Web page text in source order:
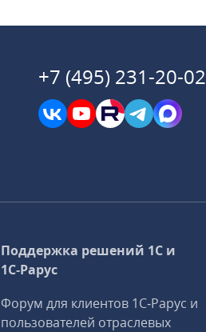
+7 (495) 231-20-02
Поддержка решений 1С и
1С‑Рарус
Форум для клиентов 1С‑Рарус и
пользователей отраслевых